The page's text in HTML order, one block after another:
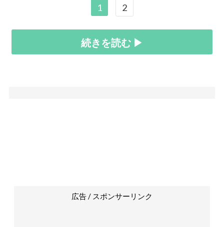
1 2
続きを読む ▶
広告 / スポンサーリンク